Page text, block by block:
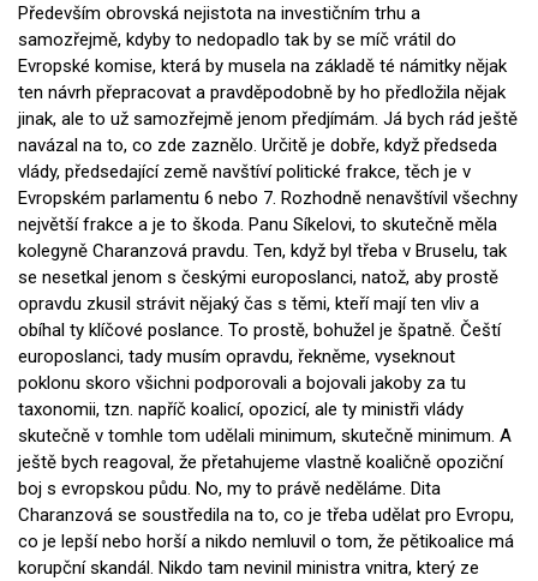
Především obrovská nejistota na investičním trhu a
samozřejmě, kdyby to nedopadlo tak by se míč vrátil do
Evropské komise, která by musela na základě té námitky nějak
ten návrh přepracovat a pravděpodobně by ho předložila nějak
jinak, ale to už samozřejmě jenom předjímám. Já bych rád ještě
navázal na to, co zde zaznělo. Určitě je dobře, když předseda
vlády, předsedající země navštíví politické frakce, těch je v
Evropském parlamentu 6 nebo 7. Rozhodně nenavštívil všechny
největší frakce a je to škoda. Panu Síkelovi, to skutečně měla
kolegyně Charanzová pravdu. Ten, když byl třeba v Bruselu, tak
se nesetkal jenom s českými europoslanci, natož, aby prostě
opravdu zkusil strávit nějaký čas s těmi, kteří mají ten vliv a
obíhal ty klíčové poslance. To prostě, bohužel je špatně. Čeští
europoslanci, tady musím opravdu, řekněme, vyseknout
poklonu skoro všichni podporovali a bojovali jakoby za tu
taxonomii, tzn. napříč koalicí, opozicí, ale ty ministři vlády
skutečně v tomhle tom udělali minimum, skutečně minimum. A
ještě bych reagoval, že přetahujeme vlastně koaličně opoziční
boj s evropskou půdu. No, my to právě neděláme. Dita
Charanzová se soustředila na to, co je třeba udělat pro Evropu,
co je lepší nebo horší a nikdo nemluvil o tom, že pětikoalice má
korupční skandál. Nikdo tam nevinil ministra vnitra, který ze